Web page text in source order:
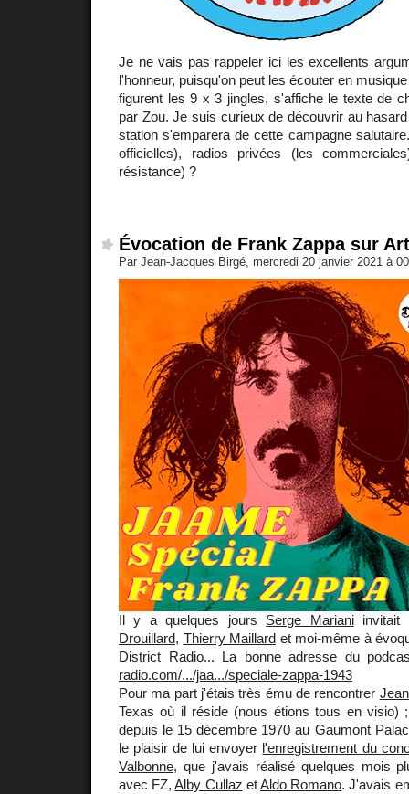
Je ne vais pas rappeler ici les excellents
l'honneur, puisqu'on peut les écouter en
figurent les 9 x 3 jingles, s'affiche le texte de
par Zou. Je suis curieux de découvrir au
station s'emparera de cette campagne
officielles), radios privées (les
résistance) ?
Évocation de Frank Zappa sur
Par Jean-Jacques Birgé, mercredi 20 janvier 2021 à
Il y a quelques jours Serge Marianiinvitait
Drouillard, Thierry Maillard et moi-même à
District Radio... La bonne adresse du
radio.com/.../jaa.../speciale-zappa-1943
Pour ma part j'étais très ému de rencontrer
Texas où il réside (nous étions tous en visio)
depuis le 15 décembre 1970 au Gaumont
le plaisir de lui envoyer l'enregistrement du
Valbonne, que j'avais réalisé quelques mois
avec FZ,Alby Cullaz etAldo Romano. J'avais